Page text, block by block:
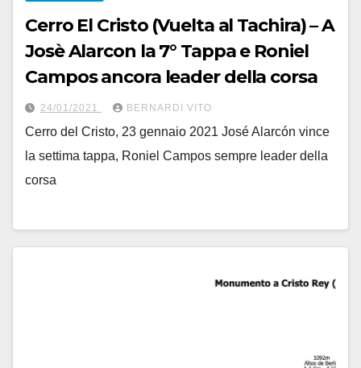
Cerro El Cristo (Vuelta al Tachira) – A
Josè Alarcon la 7° Tappa e Roniel
Campos ancora leader della corsa
24/01/2021 BERNARDI VITO
Cerro del Cristo, 23 gennaio 2021 José Alarcón vince
la settima tappa, Roniel Campos sempre leader della
corsa